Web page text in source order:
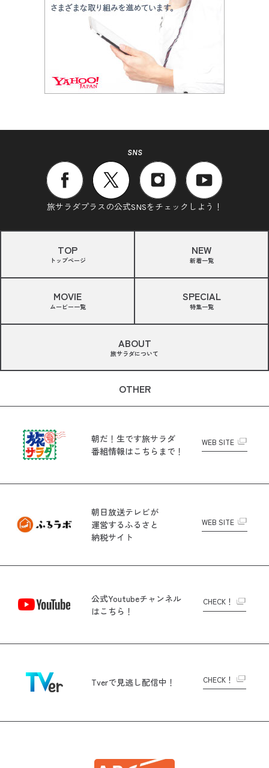
SNS
旅サラダプラスの公式SNSをチェックしよう！
TOP
トップページ
NEW
新着一覧
MOVIE
ムービー一覧
SPECIAL
特集一覧
ABOUT
旅サラダについて
OTHER
朝だ！生です旅サラダ
番組情報はこちらまで！
WEB SITE
朝日放送テレビが
運営するふるさと
納税サイト
WEB SITE
公式Youtubeチャンネル
はこちら！
CHECK！
Tverで見逃し配信中！ CHECK！